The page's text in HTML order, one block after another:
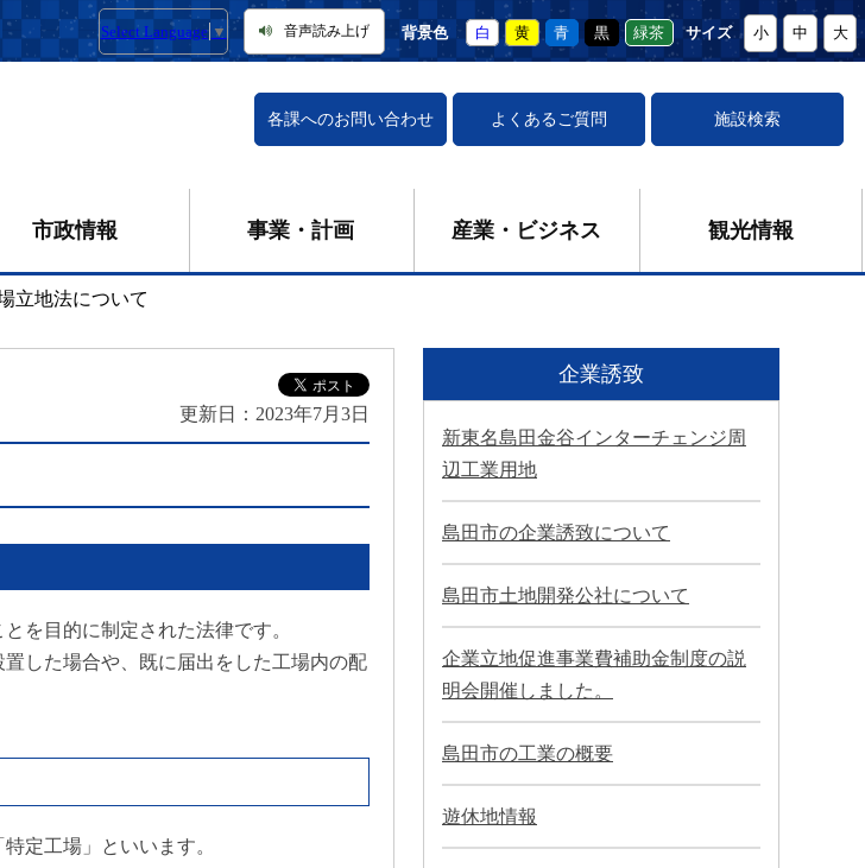
Select Language ▼ 音声読み上げ 背景色 白 黄 青 黒 緑茶 サイズ 小 中 大
各課へのお問い合わせ よくあるご質問 施設検索
市政情報 事業・計画 産業・ビジネス 観光情報
立地法について
更新日： 2023年7月3日
を目的に制定された法律です。
した場合や、既に届出をした工場内の配
定工場」といいます。
企業誘致
新東名島田金谷インターチェンジ周
辺工業用地
島田市の企業誘致について
島田市土地開発公社について
企業立地促進事業費補助金制度の説
明会開催しました。
島田市の工業の概要
遊休地情報